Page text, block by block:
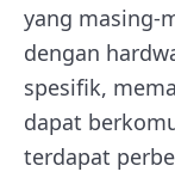
yang masing-
dengan
spesifik,
dapat
terdapat